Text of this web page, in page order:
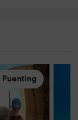
Puenting